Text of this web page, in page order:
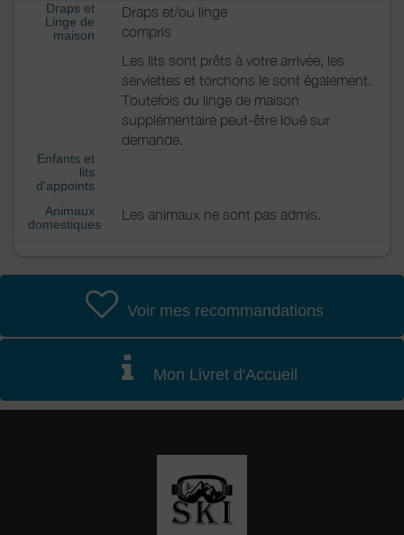
Draps et
Linge de
maison
Draps et/ou linge
compris
Les lits sont prêts à votre arrivée, les
serviettes et torchons le sont également.
Toutefois du linge de maison
supplémentaire peut-être loué sur
demande.
Enfants et
lits
d'appoints
Animaux
domestiques
Les animaux ne sont pas admis.
Voir mes recommandations
Mon Livret d'Accueil